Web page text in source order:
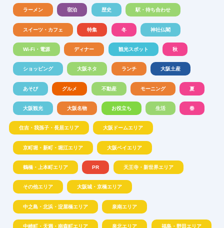
ラーメン 宿泊 歴史 駅・待ち合わせ
スイーツ・カフェ 特集 冬 神社仏閣
Wi-Fi・電源 ディナー 観光スポット 秋
ショッピング 大阪ネタ ランチ 大阪土産
あそび グルメ 不動産 モーニング 夏
大阪観光 大阪名物 お役立ち 生活 春
住吉・我孫子・長居エリア 大阪ドームエリア
京町堀・新町・堀江エリア 大阪ベイエリア
鶴橋・上本町エリア PR 天王寺・新世界エリア
その他エリア 大阪城・京橋エリア
中之島・北浜・淀屋橋エリア 泉南エリア
中崎町・天満・南森町エリア 泉北エリア 福島・野田エリア